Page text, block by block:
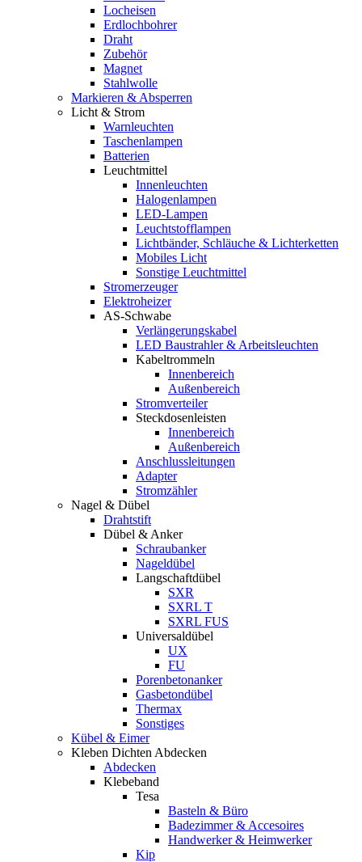
Locheisen
Erdlochbohrer
Draht
Zubehör
Magnet
Stahlwolle
Markieren & Absperren
Licht & Strom
Warnleuchten
Taschenlampen
Batterien
Leuchtmittel
Innenleuchten
Halogenlampen
LED-Lampen
Leuchtstofflampen
Lichtbänder, Schläuche & Lichterketten
Mobiles Licht
Sonstige Leuchtmittel
Stromerzeuger
Elektroheizer
AS-Schwabe
Verlängerungskabel
LED Baustrahler & Arbeitsleuchten
Kabeltrommeln
Innenbereich
Außenbereich
Stromverteiler
Steckdosenleisten
Innenbereich
Außenbereich
Anschlussleitungen
Adapter
Stromzähler
Nagel & Dübel
Drahtstift
Dübel & Anker
Schraubanker
Nageldübel
Langschaftdübel
SXR
SXRL T
SXRL FUS
Universaldübel
UX
FU
Porenbetonanker
Gasbetondübel
Thermax
Sonstiges
Kübel & Eimer
Kleben Dichten Abdecken
Abdecken
Klebeband
Tesa
Basteln & Büro
Badezimmer & Accesoires
Handwerker & Heimwerker
Kip